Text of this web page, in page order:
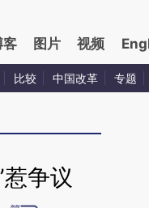
客 图片 视频
比较 中国改革 专题
争议